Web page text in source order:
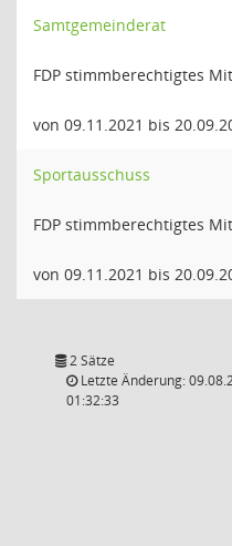
Samtgemeinderat
FDP stimmberechtigtes
von 09.11.2021 bis
Sportausschuss
FDP stimmberechtigtes
von 09.11.2021 bis
2 Sätze
Letzte Änderung:
01:32:33